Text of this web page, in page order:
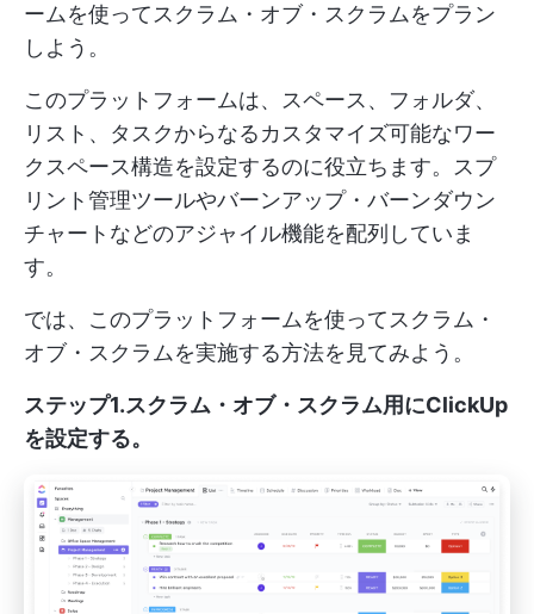
ームを使ってスクラム・オブ・スクラムをプラン
しよう。
このプラットフォームは、スペース、フォルダ、
リスト、タスクからなるカスタマイズ可能なワー
クスペース構造を設定するのに役立ちます。スプ
リント管理ツールやバーンアップ・バーンダウン
チャートなどのアジャイル機能を配列していま
す。
では、このプラットフォームを使ってスクラム・
オブ・スクラムを実施する方法を見てみよう。
ステップ1.スクラム・オブ・スクラム用にClickUp
を設定する。